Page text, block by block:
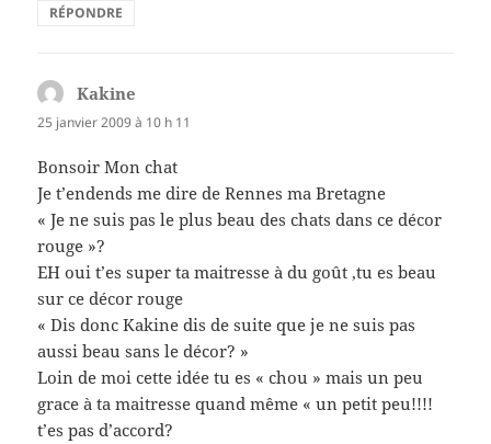
RÉPONDRE
Kakine
25 janvier 2009 à 10 h 11
Bonsoir Mon chat
Je t’endends me dire de Rennes ma Bretagne
« Je ne suis pas le plus beau des chats dans ce décor
rouge »?
EH oui t’es super ta maitresse à du goût ,tu es beau
sur ce décor rouge
« Dis donc Kakine dis de suite que je ne suis pas
aussi beau sans le décor? »
Loin de moi cette idée tu es « chou » mais un peu
grace à ta maitresse quand même « un petit peu!!!!
t’es pas d’accord?